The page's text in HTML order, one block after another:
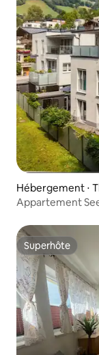
Hébergement ⋅
Appartement
Superhôte
Superhôte